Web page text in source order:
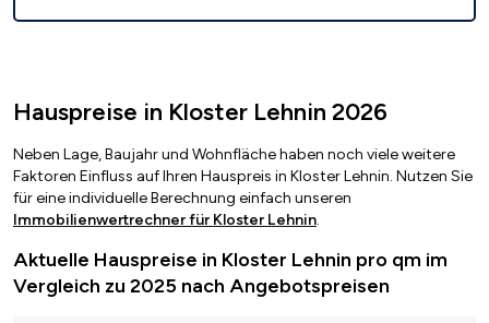
Hauspreise in Kloster Lehnin 2026
Neben Lage, Baujahr und Wohnfläche haben noch viele weitere
Faktoren Einfluss auf Ihren Hauspreis in Kloster Lehnin. Nutzen Sie
für eine individuelle Berechnung einfach unseren
Immobilienwertrechner für Kloster Lehnin.
Aktuelle Hauspreise in Kloster Lehnin pro qm im
Vergleich zu 2025 nach Angebotspreisen